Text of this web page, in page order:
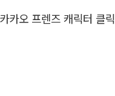
카오 프렌즈 캐릭터 클릭